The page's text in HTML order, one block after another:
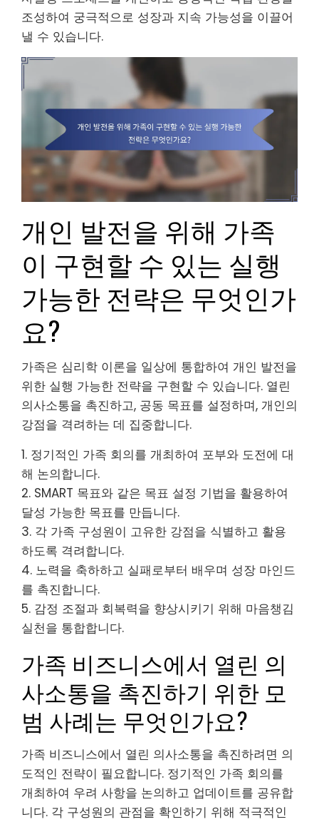
조성하여 궁극적으로 성장과 지속 가능성을 이끌어
낼 수 있습니다.
개인 발전을 위해 가족
이 구현할 수 있는 실행
가능한 전략은 무엇인가
요?
가족은 심리학 이론을 일상에 통합하여 개인 발전을
위한 실행 가능한 전략을 구현할 수 있습니다. 열린
의사소통을 촉진하고, 공동 목표를 설정하며, 개인의
강점을 격려하는 데 집중합니다.
1. 정기적인 가족 회의를 개최하여 포부와 도전에 대
해 논의합니다.
2. SMART 목표와 같은 목표 설정 기법을 활용하여
달성 가능한 목표를 만듭니다.
3. 각 가족 구성원이 고유한 강점을 식별하고 활용
하도록 격려합니다.
4. 노력을 축하하고 실패로부터 배우며 성장 마인드
를 촉진합니다.
5. 감정 조절과 회복력을 향상시키기 위해 마음챙김
실천을 통합합니다.
가족 비즈니스에서 열린 의
사소통을 촉진하기 위한 모
범 사례는 무엇인가요?
가족 비즈니스에서 열린 의사소통을 촉진하려면 의
도적인 전략이 필요합니다. 정기적인 가족 회의를
개최하여 우려 사항을 논의하고 업데이트를 공유합
니다. 각 구성원의 관점을 확인하기 위해 적극적인